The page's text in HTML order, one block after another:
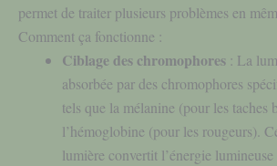
permet de traiter plusieurs problèmes en
Comment ça fonctionne :
Ciblage des chromophores : La
absorbée par des chromophores
tels que la mélanine (pour les taches
l’hémoglobine (pour les rougeurs).
lumière convertit l’énergie